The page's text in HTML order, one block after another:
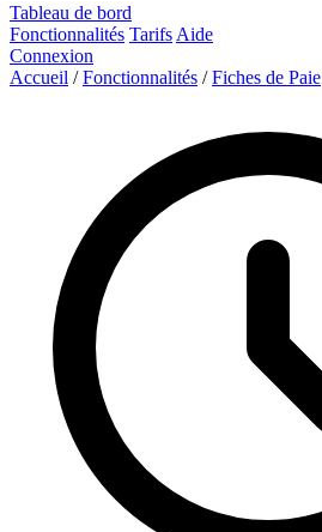
Tableau de bord
Fonctionnalités Tarifs Aide
Connexion
Accueil / Fonctionnalités / Fiches de Paie